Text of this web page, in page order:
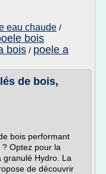
eau chaude /
bois
bois / poele a
de bois,
bois performant
Optez pour la
granulé Hydro. La
de découvrir